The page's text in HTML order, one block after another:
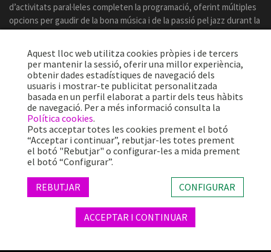
d’activitats paral·leles completen la programació, oferint múltiples
opcions per gaudir de la bona música i de la passió pel jazz durant la
celebració del certamen.
Més de 25 anys oferint la millor música en directe des de Barcelona.
Concerts, festivals i esdeveniments de gran convocatòria.
© 2026 TheProject Music Company, S.L. |Avís legal|
Aquest lloc web utilitza cookies pròpies i de tercers
per mantenir la sessió, oferir una millor experiència,
obtenir dades estadístiques de navegació dels
usuaris i mostrar-te publicitat personalitzada
basada en un perfil elaborat a partir dels teus hàbits
de navegació. Per a més informació consulta la
Política cookies.
Pots acceptar totes les cookies prement el botó
“Acceptar i continuar”, rebutjar-les totes prement
el botó "Rebutjar" o configurar-les a mida prement
el botó “Configurar”.
REBUTJAR CONFIGURAR
ACCEPTAR I CONTINUAR